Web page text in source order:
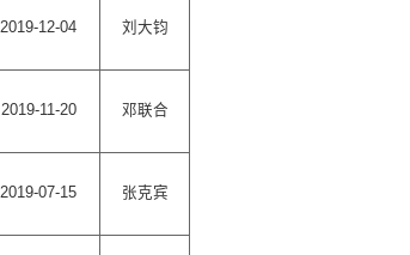
2019-12-04 刘大钧
2019-11-20 邓联合
2019-07-15 张克宾